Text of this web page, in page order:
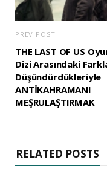
PREV POST
THE LAST OF US
Dizi Arasındaki
Düşündürdükleriyle
ANTİKAHRAMANI
MEŞRULAŞTIRMAK
RELATED POSTS